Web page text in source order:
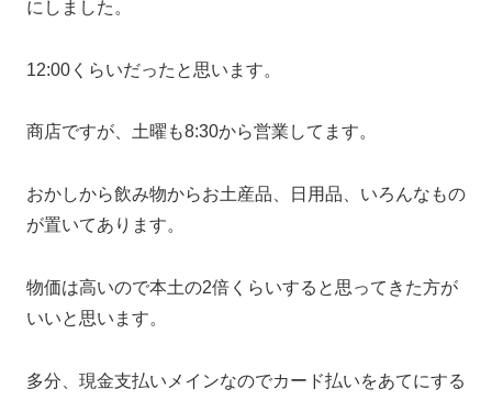
にしました。
12:00くらいだったと思います。
商店ですが、土曜も8:30から営業してます。
おかしから飲み物からお土産品、日用品、いろんなもの
が置いてあります。
物価は高いので本土の2倍くらいすると思ってきた方が
いいと思います。
多分、現金支払いメインなのでカード払いをあてにする